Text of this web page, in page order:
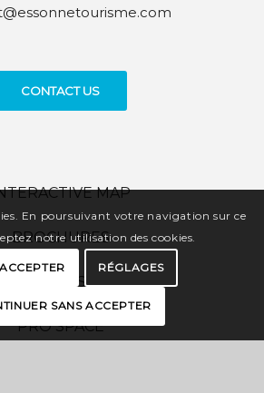
CONTACT US
MAP
BROCHURES
PRESS
PRO SPACE
En poursuivant votre navigation sur ce
notre utilisation des cookies.
RÉGLAGES
SANS ACCEPTER